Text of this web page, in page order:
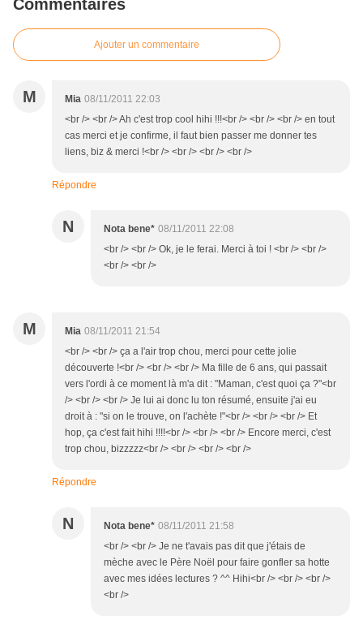
Commentaires
Ajouter un commentaire
M Mia 08/11/2011 22:03
<br /> <br /> Ah c'est trop cool hihi !!!<br /> <br /> <br /> en tout
cas merci et je confirme, il faut bien passer me donner tes
liens, biz & merci !<br /> <br /> <br /> <br />
Répondre
N Nota bene* 08/11/2011 22:08
<br /> <br /> Ok, je le ferai. Merci à toi ! <br /> <br />
<br /> <br />
M Mia 08/11/2011 21:54
<br /> <br /> ça a l'air trop chou, merci pour cette jolie
découverte !<br /> <br /> <br /> Ma fille de 6 ans, qui passait
vers l'ordi à ce moment là m'a dit : "Maman, c'est quoi ça ?"<br
/> <br /> <br /> Je lui ai donc lu ton résumé, ensuite j'ai eu
droit à : "si on le trouve, on l'achète !"<br /> <br /> <br /> Et
hop, ça c'est fait hihi !!!!<br /> <br /> <br /> Encore merci, c'est
trop chou, bizzzzz<br /> <br /> <br /> <br />
Répondre
N Nota bene* 08/11/2011 21:58
<br /> <br /> Je ne t'avais pas dit que j'étais de
mèche avec le Père Noël pour faire gonfler sa hotte
avec mes idées lectures ? ^^ Hihi<br /> <br /> <br />
<br />